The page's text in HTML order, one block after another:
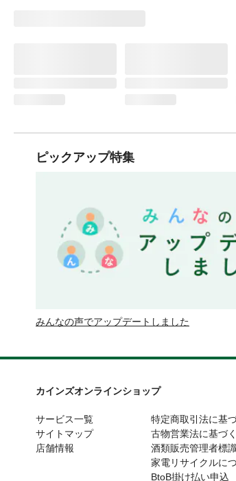
ピックアップ特集
みんなの声でアップデートしました
カインズオンラインショップ
サービス一覧
サイトマップ
店舗情報
特定商取引法に基
古物営業法に基づ
酒類販売管理者標
家電リサイクルに
BtoB掛け払い申込